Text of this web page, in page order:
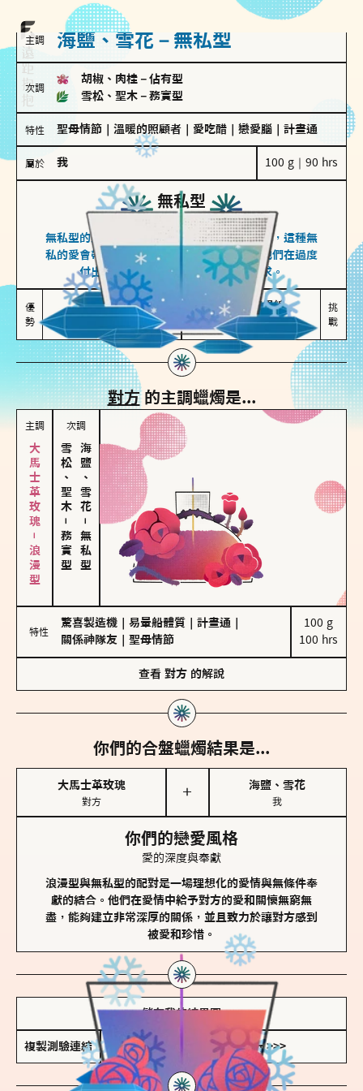
主調 海鹽、雪花－無私型
次調
胡椒、肉桂 － 佔有型
雪松、聖木 － 務實型
特性 聖母情節 溫暖的照顧者 愛吃醋 戀愛腦 計畫通
屬於 我 100 g｜90 hrs
無私型
海鹽、雪花
無私型的人傾向用心呵護、滿足另一半的需求，這種無
私的愛會帶來緊密的關係連結，但也可能讓他們在過度
付出中迷失自我，忽略自己真正的需求。
優
勢
無私奉獻
讓伴侶感受到關懷
較難設立界線
易有強烈情感依賴
挑
戰
對方的主調蠟燭是...
主調
大馬士革玫瑰－浪漫型
次調
雪松、聖木
－
務實型
海鹽、雪花
－
無私型
特性
驚喜製造機 易暈船體質 計畫通
關係神隊友
聖母情節
100 g
100 hrs
查看 對方 的解說
你們的合盤蠟燭結果是...
大馬士革玫瑰
對方
＋
海鹽、雪花
我
你們的戀愛風格
愛的深度與奉獻
浪漫型與無私型的配對是一場理想化的愛情與無條件奉
獻的結合。他們在愛情中給予對方的愛和關懷無窮無
盡，能夠建立非常深厚的關係，並且致力於讓對方感到
被愛和珍惜。
儲存我的結果圖
複製測驗連結 查看香氛類型全解析 >>>